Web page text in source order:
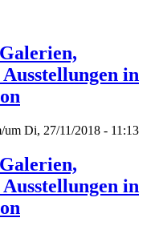
in
um Di, 27/11/2018 - 11:13
in